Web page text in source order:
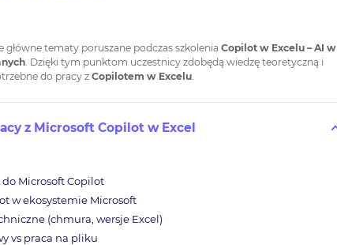
tematy poruszane podczas szkolenia Copilot w Excelu – AI w
. Dzięki tym punktom uczestnicy zdobędą wiedzę teoretyczną i
do pracy z Copilotem w Excelu
z Microsoft Copilot w Excel
Microsoft Copilot
w ekosystemie Microsoft
(chmura, wersje Excel)
vs praca na pliku